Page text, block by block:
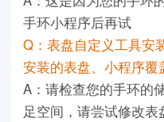
手环小程序后再试
Q：表盘自定义工具安
安装的表盘、小程序覆
A：请检查您的手环的
足空间，请尝试修改